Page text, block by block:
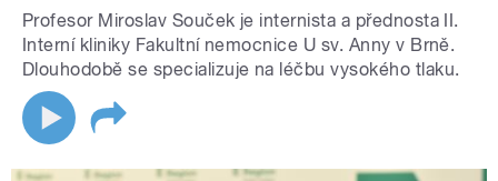
Profesor Miroslav Souček je internista a přednosta II.
Interní kliniky Fakultní nemocnice U sv. Anny v Brně.
Dlouhodobě se specializuje na léčbu vysokého tlaku.